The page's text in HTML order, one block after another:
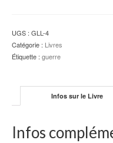
-
Philippe
De
UGS : GLL-4
Catégorie : Livres
Étiquette : guerre
Infos sur le Livre
Infos